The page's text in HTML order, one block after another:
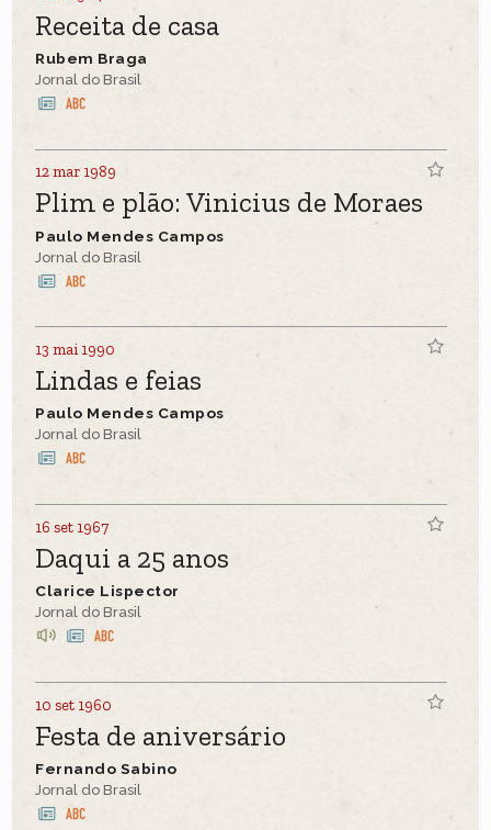
Receita de casa
Rubem Braga
Jornal do Brasil
12 mar 1989
Plim e plão: Vinicius de Moraes
Paulo Mendes Campos
Jornal do Brasil
13 mai 1990
Lindas e feias
Paulo Mendes Campos
Jornal do Brasil
16 set 1967
Daqui a 25 anos
Clarice Lispector
Jornal do Brasil
10 set 1960
Festa de aniversário
Fernando Sabino
Jornal do Brasil